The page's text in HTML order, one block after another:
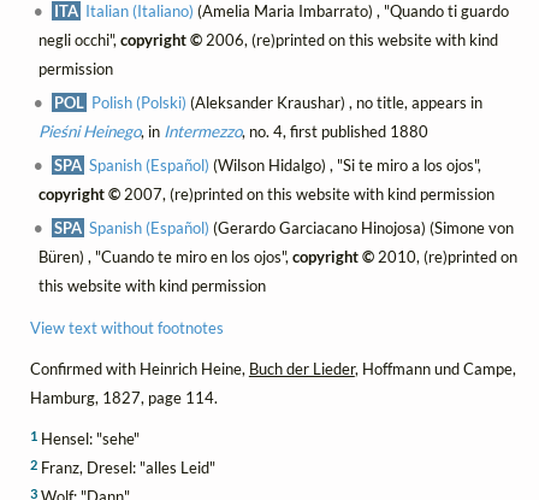
ITA Italian (Italiano) (Amelia Maria Imbarrato) , "Quando ti guardo
negli occhi",copyright ©2006, (re)printed on this website with kind
permission
POL Polish (Polski) (Aleksander Kraushar) , no title, appears in
Pieśni Heinego, in Intermezzo, no. 4, first published 1880
SPA Spanish (Español) (Wilson Hidalgo) , "Si te miro a los ojos",
copyright ©2007, (re)printed on this website with kind permission
SPA Spanish (Español) (Gerardo Garciacano Hinojosa) (Simone von
Büren) , "Cuando te miro en los ojos",copyright ©2010, (re)printed on
this website with kind permission
View text without footnotes
Confirmed with Heinrich Heine, Buch der Lieder, Hoffmann und Campe,
Hamburg, 1827, page 114.
1Hensel: "sehe"
2Franz, Dresel: "alles Leid"
3Wolf: "Dann"